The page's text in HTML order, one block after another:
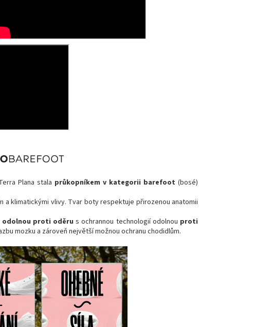
Plana stala průkopníkem v kategorii barefoot (bosé)
a klimatickými vlivy. Tvar boty respektuje přirozenou anatomii
proti oděru s ochrannou technologií odolnou proti
mozku a zároveň největší možnou ochranu chodidlům.